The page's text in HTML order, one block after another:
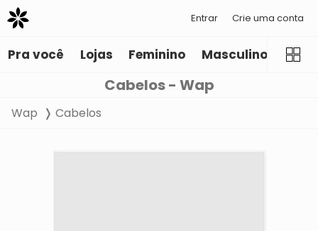
Entrar Crie uma conta
Pra você Lojas Feminino Masculino
Cabelos - Wap
Wap Cabelos